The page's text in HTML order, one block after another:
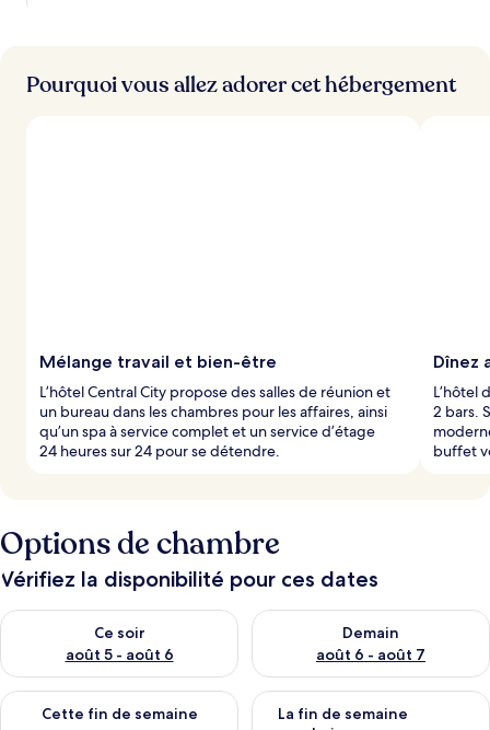
Pourquoi vous allez adorer cet hébergement
Mélange travail et bien-être
L’hôtel Central City propose des salles de réunion et
un bureau dans les chambres pour les affaires, ainsi
qu’un spa à service complet et un service d’étage
24 heures sur 24 pour se détendre.
Dînez
L’hôtel
2 bars.
buffet
Options de chambre
Vérifiez la disponibilité pour ces dates
Ce soir
août 5 - août 6
Vérifier la disponibilité pour ce soir août 5 - août 6
Demain
août 6 - août 7
Vérifier la disponibilité pour
Cette fin de semaine
Vérifier la disponibilité pour cette fin de semaine août 7 -
La fin de semaine
Vérifier la disponibilité pour